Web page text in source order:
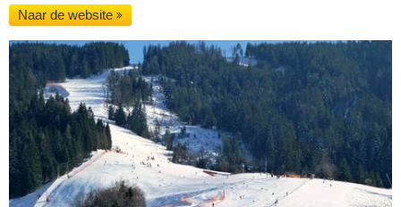
Naar de website